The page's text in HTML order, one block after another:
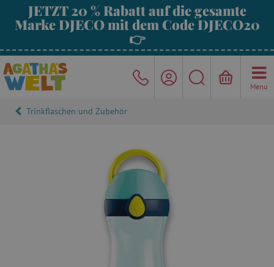
JETZT 20 % Rabatt auf die gesamte
Marke DJECO mit dem Code DJECO20
👉
Menu
Trinkflaschen und Zubehör